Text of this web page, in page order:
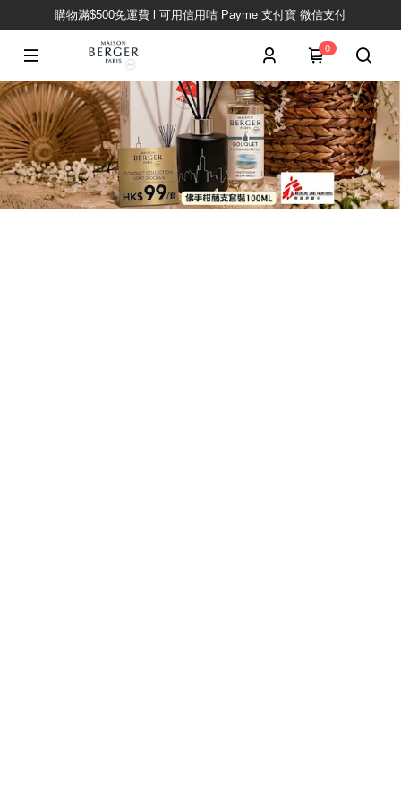
購物滿$500免運費 l 可用信用咭 Payme 支付寶 微信支付
0